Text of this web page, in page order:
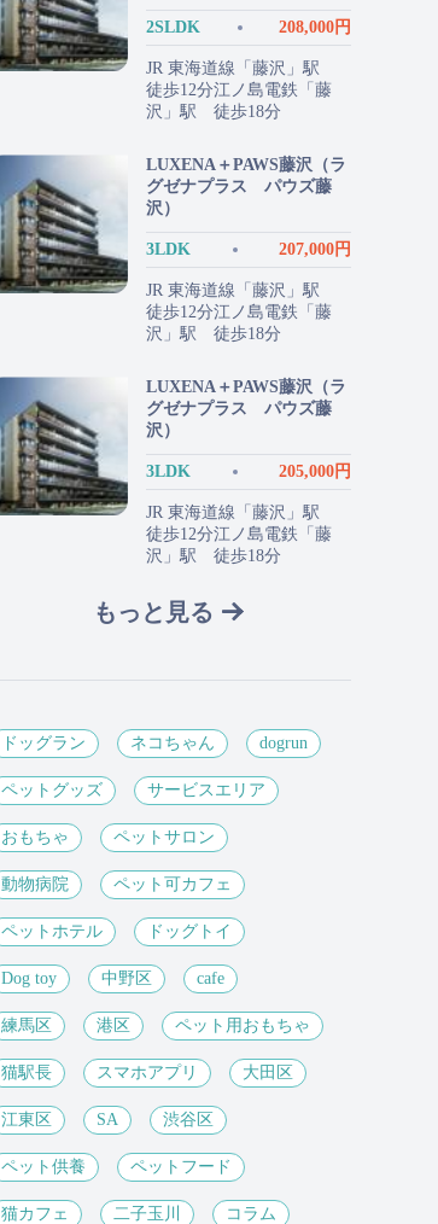
2SLDK 208,000円
JR 東海道線「藤沢」駅
徒歩12分江ノ島電鉄「藤
沢」駅 徒歩18分
LUXENA＋PAWS藤沢（ラ
グゼナプラス パウズ藤
沢）
3LDK 207,000円
JR 東海道線「藤沢」駅
徒歩12分江ノ島電鉄「藤
沢」駅 徒歩18分
LUXENA＋PAWS藤沢（ラ
グゼナプラス パウズ藤
沢）
3LDK 205,000円
JR 東海道線「藤沢」駅
徒歩12分江ノ島電鉄「藤
沢」駅 徒歩18分
もっと見る
ドッグラン ネコちゃん dogrun
ペットグッズ サービスエリア
おもちゃ ペットサロン
動物病院 ペット可カフェ
ペットホテル ドッグトイ
Dog toy 中野区 cafe
練馬区 港区 ペット用おもちゃ
猫駅長 スマホアプリ 大田区
江東区 SA 渋谷区
ペット供養 ペットフード
猫カフェ 二子玉川 コラム